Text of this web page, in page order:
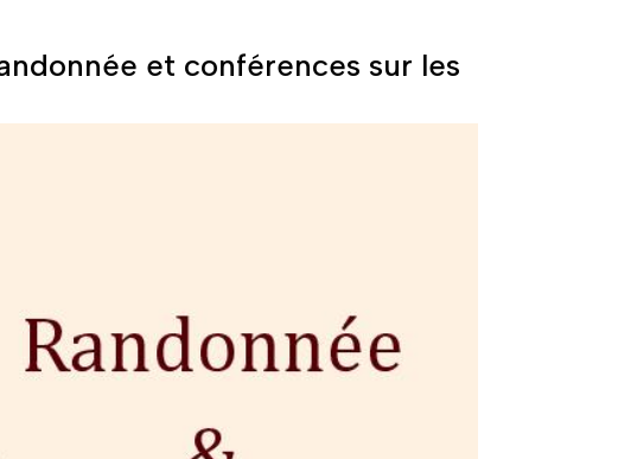
et conférences sur les